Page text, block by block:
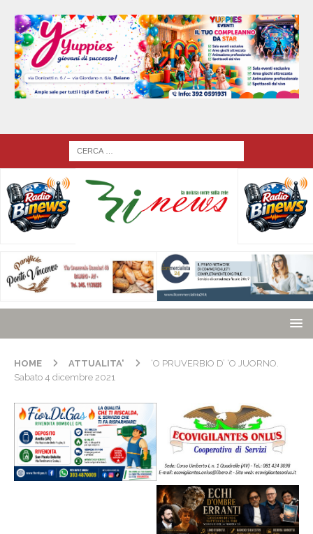
HOME ATTUALITA'
‘O PRUVERBIO D’ ‘O JUORNO.
Sabato 4 dicembre 2021